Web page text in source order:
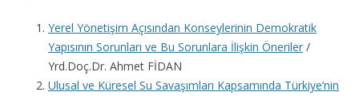
Yerel Yönetişim Açısından Konseylerinin Demokratik
Yapısının Sorunları ve Bu Sorunlara İlişkin Öneriler /
Yrd.Doç.Dr. Ahmet FİDAN
Ulusal ve Küresel Su Savaşımları Kapsamında Türkiye’nin